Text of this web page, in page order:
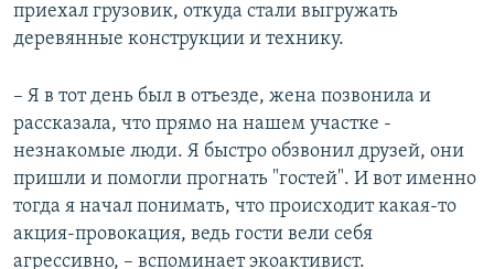
приехал грузовик, откуда стали выгружать
деревянные конструкции и технику.
– Я в тот день был в отъезде, жена позвонила и
рассказала, что прямо на нашем участке -
незнакомые люди. Я быстро обзвонил друзей, они
пришли и помогли прогнать "гостей". И вот именно
тогда я начал понимать, что происходит какая-то
акция-провокация, ведь гости вели себя
агрессивно, – вспоминает экоактивист.